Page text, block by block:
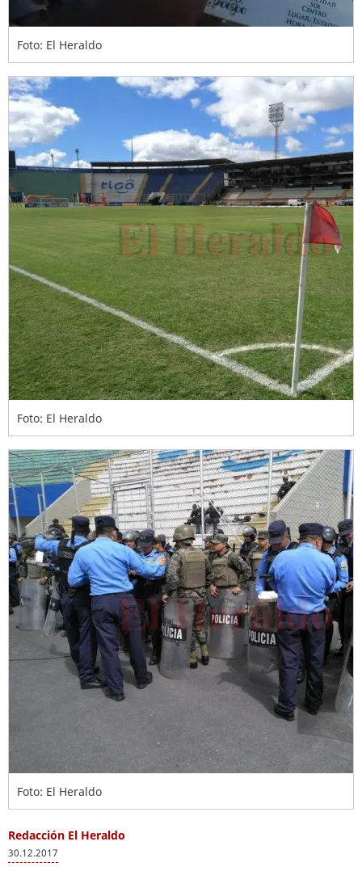
Foto: El Heraldo
Foto: El Heraldo
Foto: El Heraldo
Redacción El Heraldo
30.12.2017